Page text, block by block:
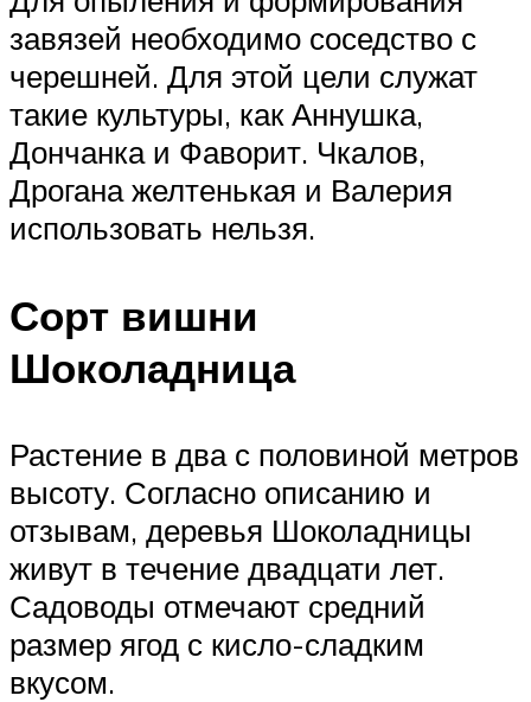
завязей необходимо соседство с
черешней. Для этой цели служат
такие культуры, как Аннушка,
Дончанка и Фаворит. Чкалов,
Дрогана желтенькая и Валерия
использовать нельзя.
Сорт вишни
Шоколадница
Растение в два с половиной метров
высоту. Согласно описанию и
отзывам, деревья Шоколадницы
живут в течение двадцати лет.
Садоводы отмечают средний
размер ягод с кисло-сладким
вкусом.